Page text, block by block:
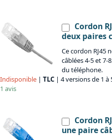
Cordon
deux paires
Ce cordon RJ45
câblées 4-5 et
du téléphone.
Indisponible | TLC | 4 versions de 1 à
1 avis
Cordon
une paire